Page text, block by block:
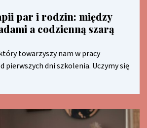
par i rodzin: między
a codzienną szarą
towarzyszy nam w pracy
pierwszych dni szkolenia. Uczymy się